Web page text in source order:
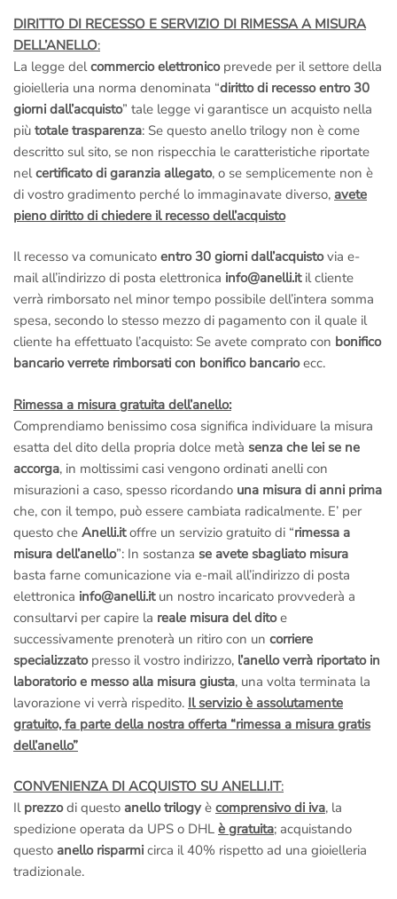
DIRITTO DI RECESSO E SERVIZIO DI RIMESSA A MISURA
DELL’ANELLO:
La legge delcommercio elettronicoprevede per il settore della
gioielleria una norma denominata “diritto di recesso entro 30
giorni dall’acquisto” tale legge vi garantisce un acquisto nella
più totale trasparenza: Se questo anello trilogy non è come
descritto sul sito, se non rispecchia le caratteristiche riportate
nelcertificato di garanzia allegato, o se semplicemente non è
di vostro gradimento perché lo immaginavate diverso, avete
pieno diritto di chiedere il recesso dell’acquisto
Il recesso va comunicato entro 30 giorni dall’acquistovia e-
mail all’indirizzo di posta elettronica info@anelli.it il cliente
verrà rimborsato nel minor tempo possibile dell’intera somma
spesa, secondo lo stesso mezzo di pagamento con il quale il
cliente ha effettuato l’acquisto: Se avete comprato con bonifico
bancario verrete rimborsati con bonifico bancarioecc.
Rimessa a misura gratuita dell’anello:
Comprendiamo benissimo cosa significa individuare la misura
esatta del dito della propria dolce metà senza che lei se ne
accorga, in moltissimi casi vengono ordinati anelli con
misurazioni a caso, spesso ricordando una misura di anni prima
che, con il tempo, può essere cambiata radicalmente. E’ per
questo che Anelli.itoffre un servizio gratuito di “rimessa a
misura dell’anello”: In sostanza se avete sbagliato misura
basta farne comunicazione via e-mail all’indirizzo di posta
elettronica info@anelli.itun nostro incaricato provvederà a
consultarvi per capire la reale misura del ditoe
successivamente prenoterà un ritiro con un corriere
specializzatopresso il vostro indirizzo, l’anello verrà riportato in
laboratorio e messo alla misura giusta, una volta terminata la
lavorazione vi verrà rispedito. Il servizio è assolutamente
gratuito, fa parte della nostra offerta “rimessa a misura gratis
dell’anello”
CONVENIENZA DI ACQUISTO SU ANELLI.IT:
Il prezzodi questo anello trilogyè comprensivo di iva, la
spedizione operata da UPS o DHL è gratuita; acquistando
questo anello risparmi circa il 40% rispetto ad una gioielleria
tradizionale.